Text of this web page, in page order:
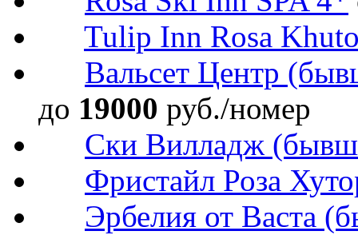
Tulip Inn Rosa
Вальсет Центр
до 19000 руб./номер
Ски Вилладж
Фристайл Роза
Эрбелия от Васта